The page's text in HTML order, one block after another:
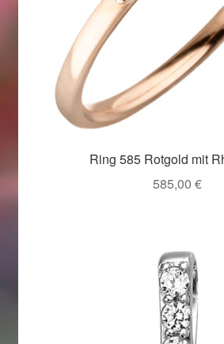
Weihnachtsangebote 2017
Weihnachtsangebote 2018
Weihnachtsangebote 2019
Weihnachtsangebote 2021
Woocommerce Predictive Search
Ring 585 Rotgold mit
585,00 €